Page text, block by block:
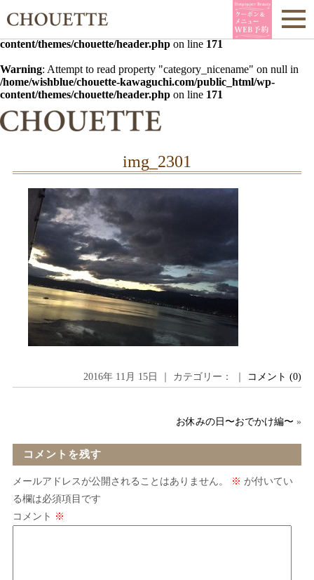
Warning : Undefined array key 0 in
/home/wishblue/chouette-
content/themes/chouette/header.php on line 171
Warning: Attempt to read property "category_nicename" on null in
/home/wishblue/chouette-kawaguchi.com/public_html/wp-
content/themes/chouette/header.php on line 171
img_2301
2016年 11月 15日 ｜ カテゴリー： ｜ コメント (0)
お休みの日〜おでかけ編〜 »
コメントを残す
メールアドレスが公開されることはありません。 ※ が付いてい
る欄は必須項目です
コメント ※